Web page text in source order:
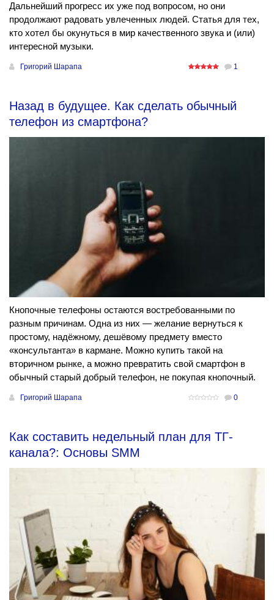
Дальнейший прогресс их уже под вопросом, но они
продолжают радовать увлеченных людей. Статья для тех,
кто хотел бы окунуться в мир качественного звука и (или)
интересной музыки.
Григорий Шарапа 1
Назад в будущее. Как сделать обычный
телефон из смартфона?
Кнопочные телефоны остаются востребованными по
разным причинам. Одна из них — желание вернуться к
простому, надёжному, дешёвому предмету вместо
«консультанта» в кармане. Можно купить такой на
вторичном рынке, а можно превратить свой смартфон в
обычный старый добрый телефон, не покупая кнопочный.
Григорий Шарапа 0
Как составить недельный план для ТГ-
канала?: Основы SММ